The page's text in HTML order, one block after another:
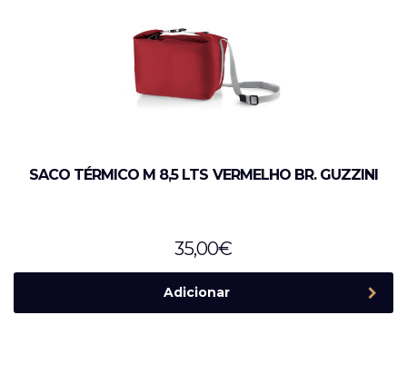
SACO TÉRMICO M 8,5 LTS VERMELHO BR. GUZZINI
35,00€
Adicionar